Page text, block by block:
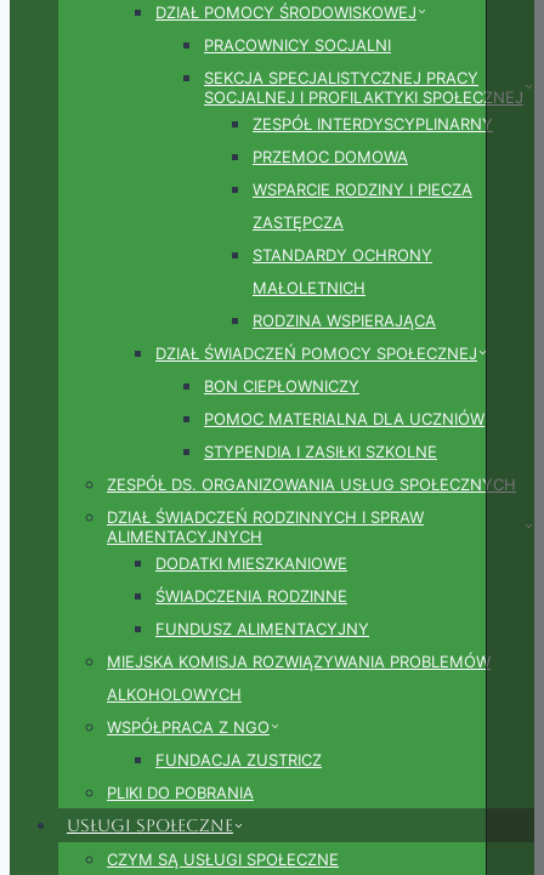
DZIAŁ POMOCY ŚRODOWISKOWEJ
PRACOWNICY SOCJALNI
SEKCJA SPECJALISTYCZNEJ PRACY
SOCJALNEJ I PROFILAKTYKI SPOŁECZNEJ
ZESPÓŁ INTERDYSCYPLINARNY
PRZEMOC DOMOWA
WSPARCIE RODZINY I PIECZA
ZASTĘPCZA
STANDARDY OCHRONY
MAŁOLETNICH
RODZINA WSPIERAJĄCA
DZIAŁ ŚWIADCZEŃ POMOCY SPOŁECZNEJ
BON CIEPŁOWNICZY
POMOC MATERIALNA DLA UCZNIÓW
STYPENDIA I ZASIŁKI SZKOLNE
ZESPÓŁ DS. ORGANIZOWANIA USŁUG SPOŁECZNYCH
DZIAŁ ŚWIADCZEŃ RODZINNYCH I SPRAW
ALIMENTACYJNYCH
DODATKI MIESZKANIOWE
ŚWIADCZENIA RODZINNE
FUNDUSZ ALIMENTACYJNY
MIEJSKA KOMISJA ROZWIĄZYWANIA PROBLEMÓW
ALKOHOLOWYCH
WSPÓŁPRACA Z NGO
FUNDACJA ZUSTRICZ
PLIKI DO POBRANIA
Usługi społeczne
CZYM SĄ USŁUGI SPOŁECZNE